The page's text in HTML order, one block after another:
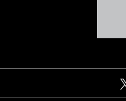
そのまま、未来へ。